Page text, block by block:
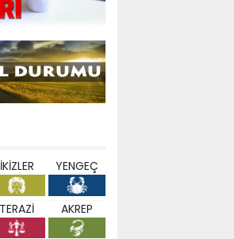
İKİZLER YENGEÇ
TERAZİ AKREP